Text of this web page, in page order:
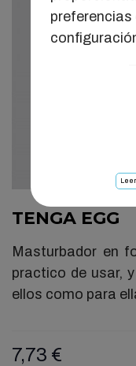
preferencias
TENGA EGG
Masturbador en
practico de usar,
ellos como para
7,73 €